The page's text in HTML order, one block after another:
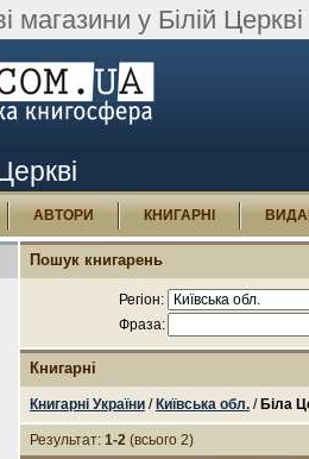
магазини у Білій
АВТОРИ КНИГАРНІ
Пошук книгарень
Регіон:
Фраза:
Книгарні
Книгарні України / Київська обл. / Біла
Результат: 1-2 (всього 2)